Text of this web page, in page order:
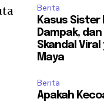
Berita
Kasus Sister
Dampak,
Skandal
Maya
Berita
Apakah